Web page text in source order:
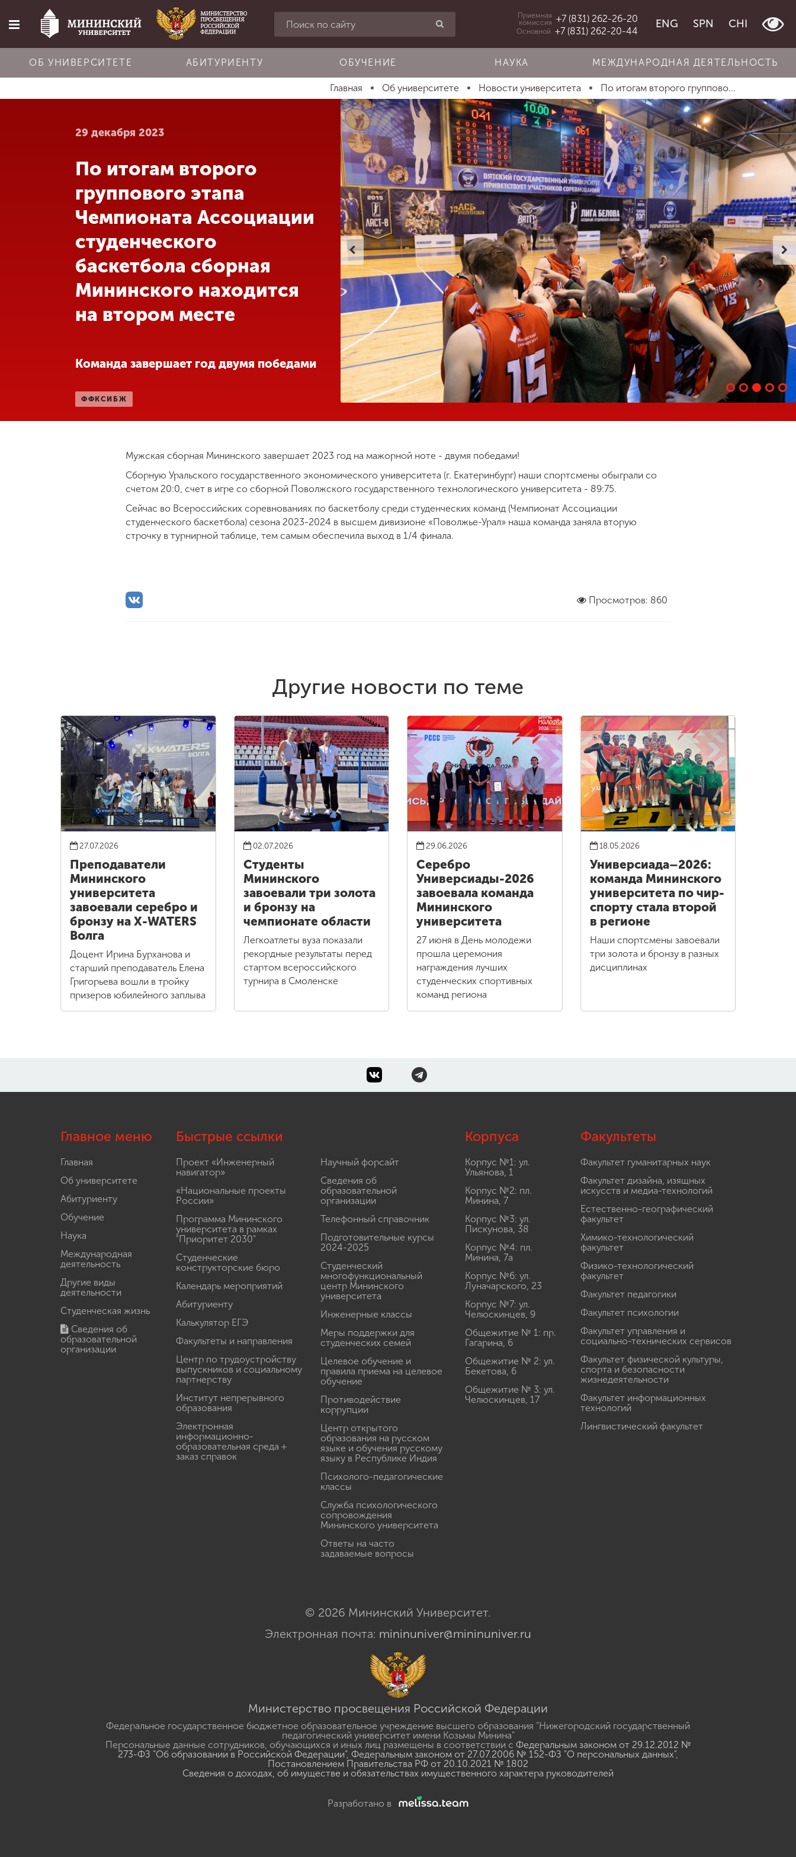
Главная
Об университете
Абитуриенту
Обучение
Международная
деятельность
Приемная
комиссия +7 (831) 262-26-20
Основной +7 (831) 262-20-44
ENG SPN CHI
ОБ УНИВЕРСИТЕТЕ АБИТУРИЕНТУ ОБУЧЕНИЕ НАУКА МЕЖДУНАРОДНАЯ ДЕЯТЕЛЬНОСТЬ
Главная Об университете Новости университета По итогам второго группово...
29 декабря 2023
По итогам второго
группового этапа
Чемпионата Ассоциации
студенческого
баскетбола сборная
Мининского находится
на втором месте
Команда завершает год двумя победами
ФФКСИБЖ
Мужская сборная Мининского завершает 2023 год на мажорной ноте - двумя победами!
Сборную Уральского государственного экономического университета (г. Екатеринбург) наши спортсмены обыграли со
счетом 20:0, счет в игре со сборной Поволжского государственного технологического университета - 89:75.
Сейчас во Всероссийских соревнованиях по баскетболу среди студенческих команд (Чемпионат Ассоциации
студенческого баскетбола) сезона 2023-2024 в высшем дивизионе «Поволжье-Урал» наша команда заняла вторую
строчку в турнирной таблице, тем самым обеспечила выход в 1/4 финала.
Просмотров: 860
Другие новости по теме
27.07.2026
Преподаватели
Мининского
университета
завоевали серебро и
бронзу на X-WATERS
Волга
Доцент Ирина Бурханова и
старший преподаватель Елена
Григорьева вошли в тройку
призеров юбилейного заплыва
02.07.2026
Студенты
Мининского
завоевали три золота
и бронзу на
чемпионате области
Легкоатлеты вуза показали
рекордные результаты перед
стартом всероссийского
турнира в Смоленске
29.06.2026
Серебро
Универсиады-2026
завоевала команда
Мининского
университета
27 июня в День молодежи
прошла церемония
награждения лучших
студенческих спортивных
команд региона
18.05.2026
Универсиада–2026:
команда Мининского
университета по чир-
спорту стала второй
в регионе
Наши спортсмены завоевали
три золота и бронзу в разных
дисциплинах
Главное меню
Главная
Об университете
Абитуриенту
Обучение
Наука
Международная
деятельность
Другие виды
деятельности
Студенческая жизнь
Сведения об
образовательной
организации
Быстрые ссылки
Проект «Инженерный
навигатор»
«Национальные проекты
России»
Программа Мининского
университета в рамках
"Приоритет 2030"
Студенческие
конструкторские бюро
Календарь мероприятий
Абитуриенту
Калькулятор ЕГЭ
Факультеты и направления
Центр по трудоустройству
выпускников и социальному
партнерству
Институт непрерывного
образования
Электронная
информационно-
образовательная среда +
заказ справок
Научный форсайт
Сведения об
образовательной
организации
Телефонный справочник
Подготовительные курсы
2024-2025
Студенческий
многофункциональный
центр Мининского
университета
Инженерные классы
Меры поддержки для
студенческих семей
Целевое обучение и
правила приема на целевое
обучение
Противодействие
коррупции
Центр открытого
образования на русском
языке и обучения русскому
языку в Республике Индия
Психолого-педагогические
классы
Служба психологического
сопровождения
Мининского университета
Ответы на часто
задаваемые вопросы
Корпуса
Корпус №1: ул.
Ульянова, 1
Корпус №2: пл.
Минина, 7
Корпус №3: ул.
Пискунова, 38
Корпус №4: пл.
Минина, 7а
Корпус №6: ул.
Луначарского, 23
Корпус №7: ул.
Челюскинцев, 9
Общежитие № 1: пр.
Гагарина, 6
Общежитие № 2: ул.
Бекетова, 6
Общежитие № 3: ул.
Челюскинцев, 17
Факультеты
Факультет гуманитарных наук
Факультет дизайна, изящных
искусств и медиа-технологий
Естественно-географический
факультет
Химико-технологический
факультет
Физико-технологический
факультет
Факультет педагогики
Факультет психологии
Факультет управления и
социально-технических сервисов
Факультет физической культуры,
спорта и безопасности
жизнедеятельности
Факультет информационных
технологий
Лингвистический факультет
© 2026 Мининский Университет.
Электронная почта: mininuniver@mininuniver.ru
Министерство просвещения Российской Федерации
Федеральное государственное бюджетное образовательное учреждение высшего образования "Нижегородский государственный
педагогический университет имени Козьмы Минина"
Персональные данные сотрудников, обучающихся и иных лиц размещены в соответствии с Федеральным законом от 29.12.2012 №
273-ФЗ "Об образовании в Российской Федерации", Федеральным законом от 27.07.2006 № 152-ФЗ "О персональных данных",
Постановлением Правительства РФ от 20.10.2021 № 1802
Сведения о доходах, об имуществе и обязательствах имущественного характера руководителей
Разработано в